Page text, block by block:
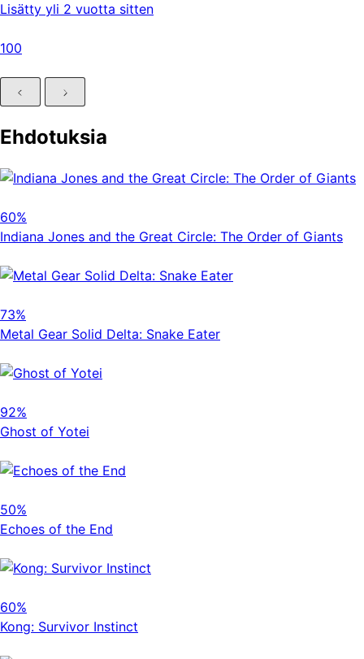
Lisätty yli 2 vuotta sitten
100
Ehdotuksia
60%
Indiana Jones and the Great Circle: The Order of Giants
73%
Metal Gear Solid Delta: Snake Eater
92%
Ghost of Yotei
50%
Echoes of the End
60%
Kong: Survivor Instinct